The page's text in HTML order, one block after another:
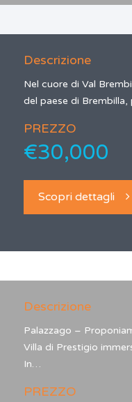
Descrizione
Nel cuore di Val
del paese di
PREZZO
€30,000
Scopri dettagli
Descrizione
Palazzago –
Villa di Prestigio
In…
PREZZO